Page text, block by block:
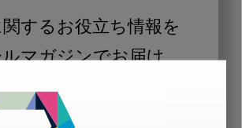
するお役立ち情報を
マガジンでお届け